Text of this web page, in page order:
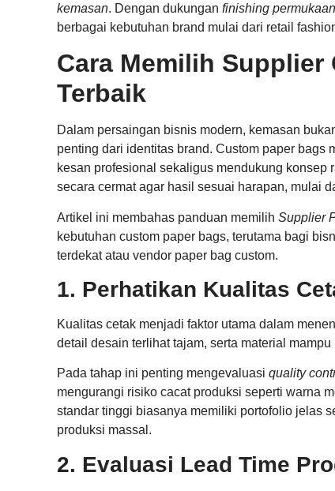
kemasan. Dengan dukungan finishing permukaan
berbagai kebutuhan brand mulai dari retail
Cara Memilih Supplier
Terbaik
Dalam persaingan bisnis modern, kemasan
penting dari identitas brand. Custom paper
kesan profesional sekaligus mendukung
secara cermat agar hasil sesuai harapan, mulai
Artikel ini membahas panduan memilih Supplier
kebutuhan custom paper bags, terutama bagi
terdekat atau vendor paper bag custom.
1. Perhatikan Kualitas
Kualitas cetak menjadi faktor utama dalam
detail desain terlihat tajam, serta material
Pada tahap ini penting mengevaluasi quality
mengurangi risiko cacat produksi seperti warna
standar tinggi biasanya memiliki portofolio jelas
produksi massal.
2. Evaluasi Lead Time